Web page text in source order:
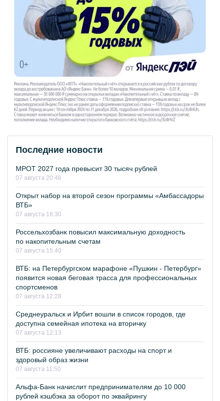
Последние новости
МРОТ 2027 года превысит 30 тысяч рублей
07 августа 20:46
Открыт набор на второй сезон программы «Амбассадоры
ВТБ»
07 августа 16:30
Россельхозбанк повысил максимальную доходность
по накопительным счетам
07 августа 15:40
ВТБ: на Петербургском марафоне «Пушкин - Петербург»
появится новая беговая трасса для профессиональных
спортсменов
07 августа 12:28
Среднеуральск и Ирбит вошли в список городов, где
доступна семейная ипотека на вторичку
07 августа 12:13
ВТБ: россияне увеличивают расходы на спорт и
здоровый образ жизни
07 августа 11:50
Альфа-Банк начислит предпринимателям до 10 000
рублей кэшбэка за оборот по эквайрингу